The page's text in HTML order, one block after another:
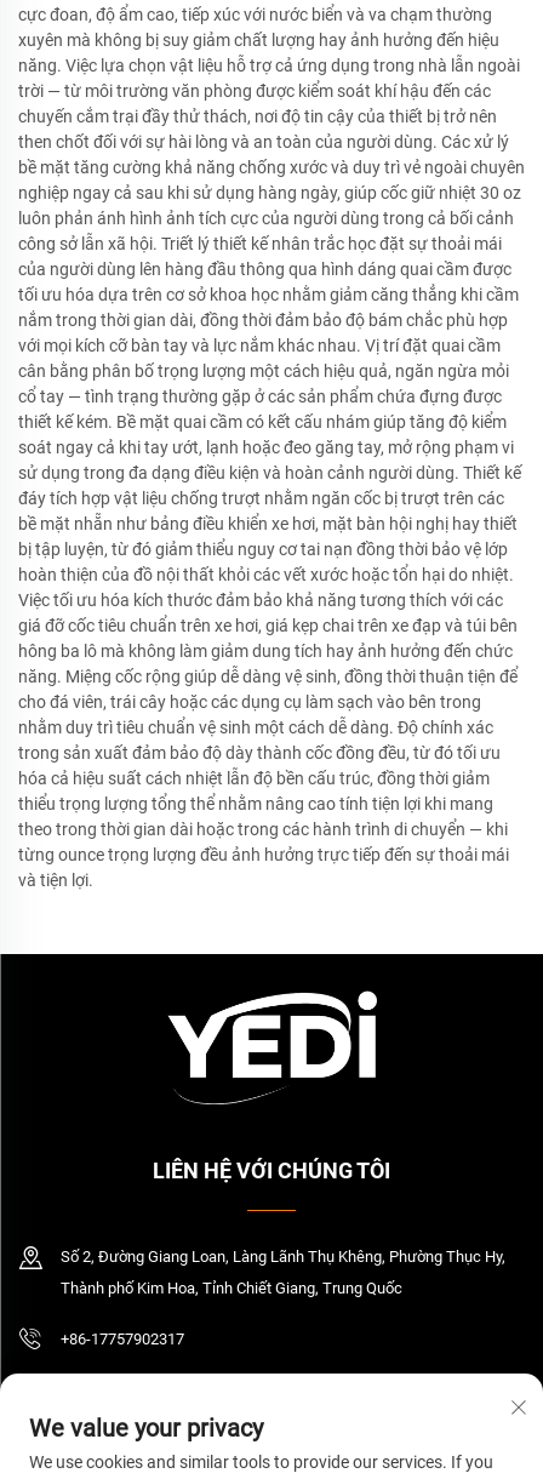
cực đoan, độ ẩm cao, tiếp xúc với nước biển và va chạm thường
xuyên mà không bị suy giảm chất lượng hay ảnh hưởng đến hiệu
năng. Việc lựa chọn vật liệu hỗ trợ cả ứng dụng trong nhà lẫn ngoài
trời — từ môi trường văn phòng được kiểm soát khí hậu đến các
chuyến cắm trại đầy thử thách, nơi độ tin cậy của thiết bị trở nên
then chốt đối với sự hài lòng và an toàn của người dùng. Các xử lý
bề mặt tăng cường khả năng chống xước và duy trì vẻ ngoài chuyên
nghiệp ngay cả sau khi sử dụng hàng ngày, giúp cốc giữ nhiệt 30 oz
luôn phản ánh hình ảnh tích cực của người dùng trong cả bối cảnh
công sở lẫn xã hội. Triết lý thiết kế nhân trắc học đặt sự thoải mái
của người dùng lên hàng đầu thông qua hình dáng quai cầm được
tối ưu hóa dựa trên cơ sở khoa học nhằm giảm căng thẳng khi cầm
nắm trong thời gian dài, đồng thời đảm bảo độ bám chắc phù hợp
với mọi kích cỡ bàn tay và lực nắm khác nhau. Vị trí đặt quai cầm
cân bằng phân bố trọng lượng một cách hiệu quả, ngăn ngừa mỏi
cổ tay — tình trạng thường gặp ở các sản phẩm chứa đựng được
thiết kế kém. Bề mặt quai cầm có kết cấu nhám giúp tăng độ kiểm
soát ngay cả khi tay ướt, lạnh hoặc đeo găng tay, mở rộng phạm vi
sử dụng trong đa dạng điều kiện và hoàn cảnh người dùng. Thiết kế
đáy tích hợp vật liệu chống trượt nhằm ngăn cốc bị trượt trên các
bề mặt nhẵn như bảng điều khiển xe hơi, mặt bàn hội nghị hay thiết
bị tập luyện, từ đó giảm thiểu nguy cơ tai nạn đồng thời bảo vệ lớp
hoàn thiện của đồ nội thất khỏi các vết xước hoặc tổn hại do nhiệt.
Việc tối ưu hóa kích thước đảm bảo khả năng tương thích với các
giá đỡ cốc tiêu chuẩn trên xe hơi, giá kẹp chai trên xe đạp và túi bên
hông ba lô mà không làm giảm dung tích hay ảnh hưởng đến chức
năng. Miệng cốc rộng giúp dễ dàng vệ sinh, đồng thời thuận tiện để
cho đá viên, trái cây hoặc các dụng cụ làm sạch vào bên trong
nhằm duy trì tiêu chuẩn vệ sinh một cách dễ dàng. Độ chính xác
trong sản xuất đảm bảo độ dày thành cốc đồng đều, từ đó tối ưu
hóa cả hiệu suất cách nhiệt lẫn độ bền cấu trúc, đồng thời giảm
thiểu trọng lượng tổng thể nhằm nâng cao tính tiện lợi khi mang
theo trong thời gian dài hoặc trong các hành trình di chuyển — khi
từng ounce trọng lượng đều ảnh hưởng trực tiếp đến sự thoải mái
và tiện lợi.
LIÊN HỆ VỚI CHÚNG TÔI
Số 2, Đường Giang Loan, Làng Lãnh Thụ Khêng, Phường Thục Hy,
Thành phố Kim Hoa, Tỉnh Chiết Giang, Trung Quốc
+86-17757902317
We value your privacy
We use cookies and similar tools to provide our services. If you